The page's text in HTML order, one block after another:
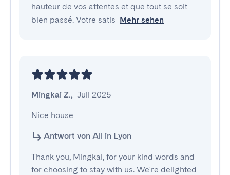
hauteur de vos attentes et que tout se soit
bien passé. Votre satis Mehr sehen
Mingkai Z., Juli 2025
Nice house
Antwort von All in Lyon
Thank you, Mingkai, for your kind words and
for choosing to stay with us. We're delighted